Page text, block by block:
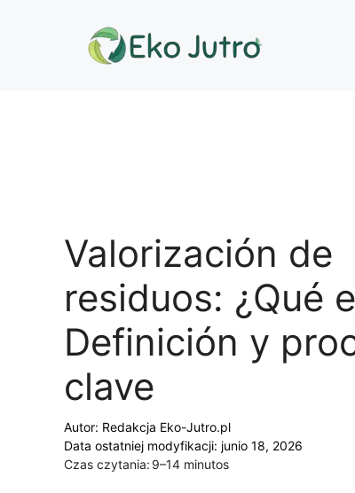
Valorización de
residuos: ¿Qué
Definición y
clave
Autor: Redakcja Eko-Jutro.pl
Data ostatniej modyfikacji: junio 18, 2026
Czas czytania: 9–14 minutos